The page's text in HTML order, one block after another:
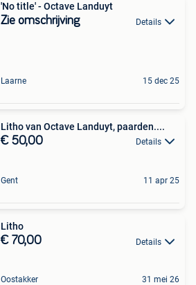
'No title' - Octave Landuyt
Zie omschrijving Details
Laarne 15 dec 25
Litho van Octave Landuyt, paarden....
€ 50,00 Details
Gent 11 apr 25
Litho
€ 70,00 Details
Oostakker 31 mei 26